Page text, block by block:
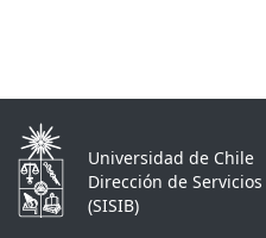
Universidad de Chile
Dirección de
(SISIB)